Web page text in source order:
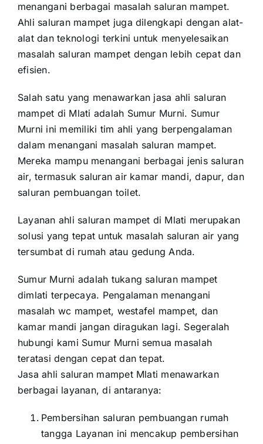
menangani berbagai masalah saluran mampet.
Ahli saluran mampet juga dilengkapi dengan alat-
alat dan teknologi terkini untuk menyelesaikan
masalah saluran mampet dengan lebih cepat dan
efisien.
Salah satu yang menawarkan jasa ahli saluran
mampet di Mlati adalah Sumur Murni. Sumur
Murni ini memiliki tim ahli yang berpengalaman
dalam menangani masalah saluran mampet.
Mereka mampu menangani berbagai jenis saluran
air, termasuk saluran air kamar mandi, dapur, dan
saluran pembuangan toilet.
Layanan ahli saluran mampet di Mlati merupakan
solusi yang tepat untuk masalah saluran air yang
tersumbat di rumah atau gedung Anda.
Sumur Murni adalah tukang saluran mampet
dimlati terpecaya. Pengalaman menangani
masalah wc mampet, westafel mampet, dan
kamar mandi jangan diragukan lagi. Segeralah
hubungi kami Sumur Murni semua masalah
teratasi dengan cepat dan tepat.
Jasa ahli saluran mampet Mlati menawarkan
berbagai layanan, di antaranya:
Pembersihan saluran pembuangan rumah
tangga Layanan ini mencakup pembersihan